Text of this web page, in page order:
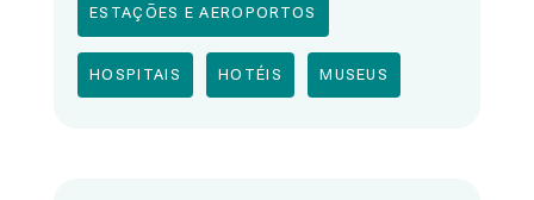
ESTAÇÕES E AEROPORTOS
HOSPITAIS HOTÉIS MUSEUS